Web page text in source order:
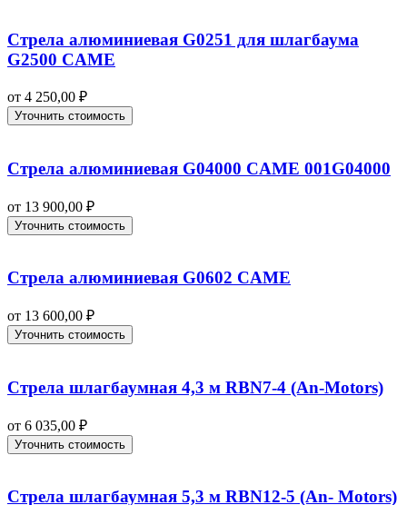
Стрела алюминиевая G0251 для шлагбаума
G2500 CAME
от 4 250,00 ₽
Уточнить стоимость
Стрела алюминиевая G04000 CAME 001G04000
от 13 900,00 ₽
Уточнить стоимость
Стрела алюминиевая G0602 CAME
от 13 600,00 ₽
Уточнить стоимость
Стрела шлагбаумная 4,3 м RBN7-4 (An-Motors)
от 6 035,00 ₽
Уточнить стоимость
Стрела шлагбаумная 5,3 м RBN12-5 (An- Motors)